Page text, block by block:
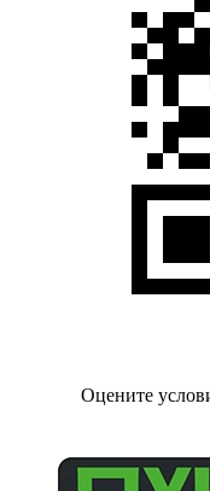
Оцените